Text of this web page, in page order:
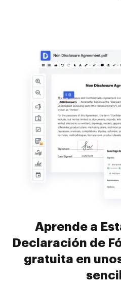
Aprende a
Declaración de
gratuita en